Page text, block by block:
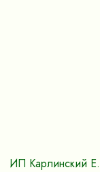
ИП Карлинский